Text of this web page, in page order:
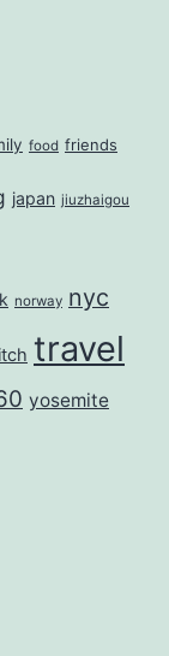
food friends
japan jiuzhaigou
norway nyc
travel
yosemite